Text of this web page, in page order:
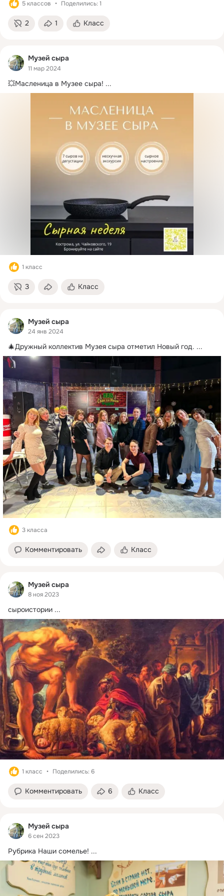
5 классов Поделились: 1
2 1 Класс
Музей сыра
11 мар 2024
💥Масленица в Музее сыра! ...
1 класс
3 Класс
Музей сыра
24 янв 2024
🎄Дружный коллектив Музея сыра отметил Новый год. ...
3 класса
Комментировать Класс
Музей сыра
8 ноя 2023
сыроистории ...
1 класс Поделились: 6
Комментировать 6 Класс
Музей сыра
6 сен 2023
Рубрика Наши сомелье! ...